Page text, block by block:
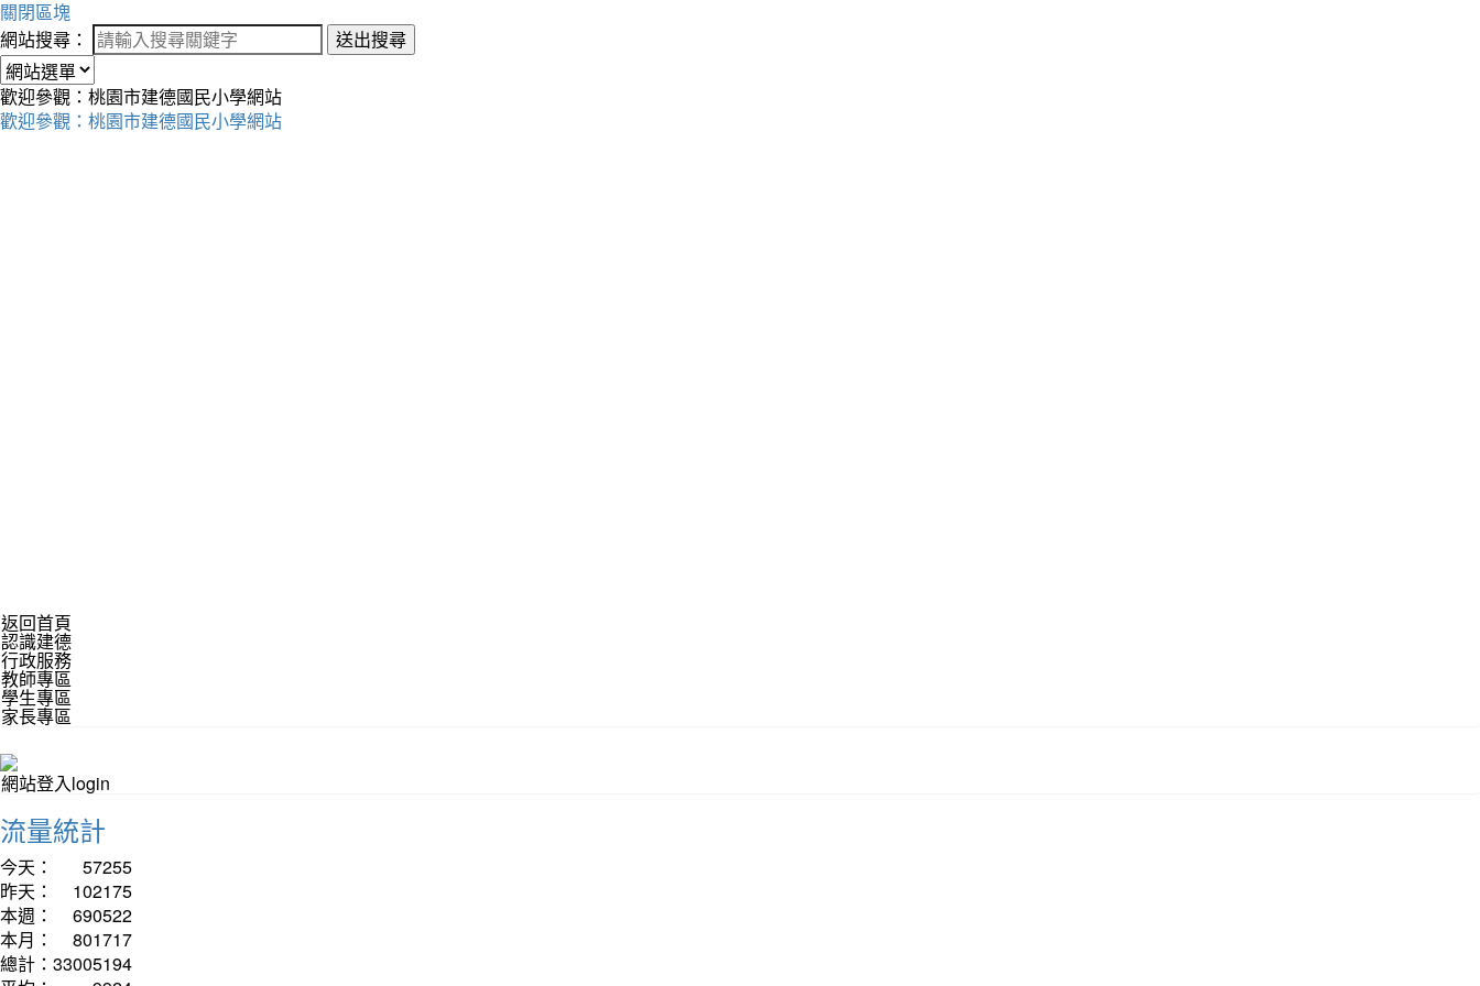
關閉區塊
網站搜尋：
送出搜尋
歡迎參觀：桃園市建德國民小學網站
歡迎參觀：桃園市建德國民小學網站
返回首頁
認識建德
行政服務
教師專區
學生專區
家長專區
網站登入login
流量統計
今天：
57255
昨天：
102175
本週：
690522
本月：
801717
總計： 33005194